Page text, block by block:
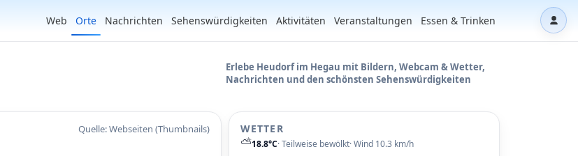
Web Orte Nachrichten Sehenswürdigkeiten Aktivitäten Veranstaltungen Essen & Trinken
Erlebe Heudorf im Hegau mit Bildern, Webcam & Wetter,
Nachrichten und den schönsten Sehenswürdigkeiten
Quelle: Webseiten (Thumbnails)
WETTER
⛅18.8°C· Teilweise bewölkt· Wind 10.3 km/h